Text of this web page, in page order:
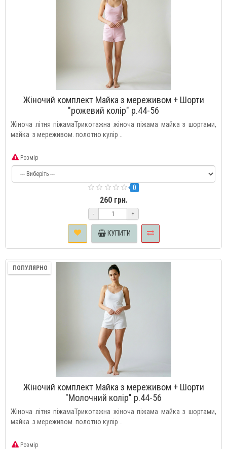
Жіночий комплект Майка з мереживом + Шорти
"рожевий колір" р.44-56
Жіноча літня піжамаТрикотажна жіноча піжама майка з шортами,
майка з мереживом. полотно кулір ..
Розмір
0
260 грн.
- +
КУПИТИ
ПОПУЛЯРНО
Жіночий комплект Майка з мереживом + Шорти
"Молочний колір" р.44-56
Жіноча літня піжамаТрикотажна жіноча піжама майка з шортами,
майка з мереживом. полотно кулір ..
Розмір